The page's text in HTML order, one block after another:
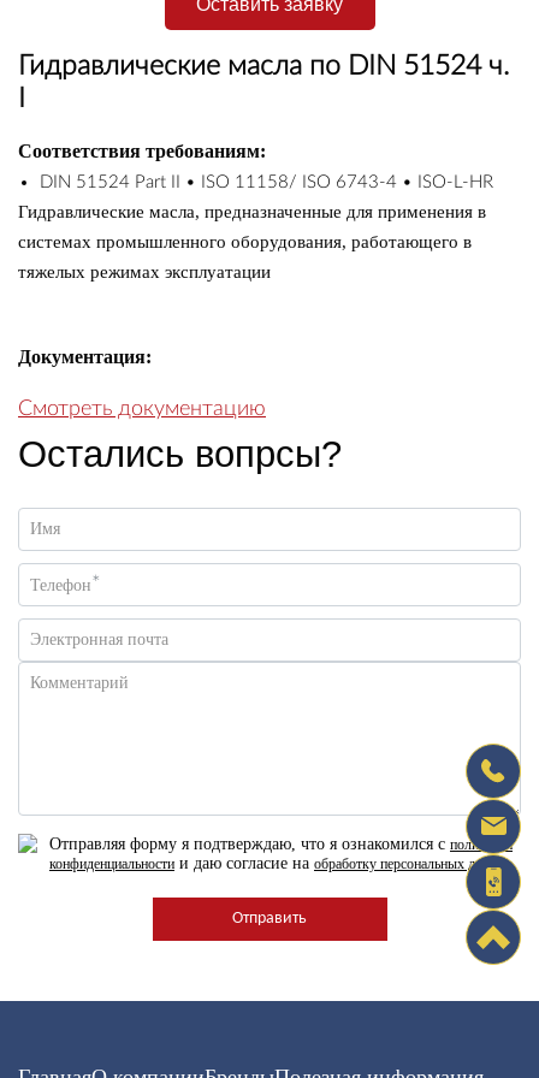
Оставить заявку
Гидравлические масла по DIN 51524 ч.
Соответствия требованиям:
DIN 51524 Part II • ISO 11158/ ISO 6743-4 • ISO-L-HR
​Гидравлические масла, предназначенные для применения в
системах промышленного оборудования, работающего в
тяжелых режимах эксплуатации
Документация:
Смотреть документацию
Остались вопрсы?
Имя
Телефон*
Электронная почта
Комментарий
Отправляя форму я подтверждаю, что я ознакомился с политикой
конфиденциальности и даю согласие на обработку персональных данных